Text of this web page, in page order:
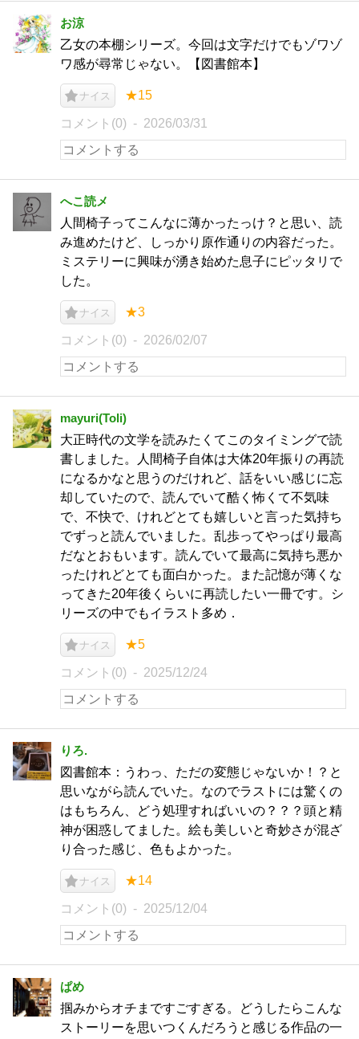
お涼
乙女の本棚シリーズ。今回は文字だけでもゾワゾ
ワ感が尋常じゃない。【図書館本】
ナイス ★15
コメント(0) 2026/03/31
へこ読メ
人間椅子ってこんなに薄かったっけ？と思い、読
み進めたけど、しっかり原作通りの内容だった。
ミステリーに興味が湧き始めた息子にピッタリで
した。
ナイス ★3
コメント(0) 2026/02/07
mayuri(Toli)
大正時代の文学を読みたくてこのタイミングで読
書しました。人間椅子自体は大体20年振りの再読
になるかなと思うのだけれど、話をいい感じに忘
却していたので、読んでいて酷く怖くて不気味
で、不快で、けれどとても嬉しいと言った気持ち
でずっと読んでいました。乱歩ってやっぱり最高
だなとおもいます。読んでいて最高に気持ち悪か
ったけれどとても面白かった。また記憶が薄くな
ってきた20年後くらいに再読したい一冊です。シ
リーズの中でもイラスト多め．
ナイス ★5
コメント(0) 2025/12/24
りろ.
図書館本：うわっ、ただの変態じゃないか！？と
思いながら読んでいた。なのでラストには驚くの
はもちろん、どう処理すればいいの？？？頭と精
神が困惑してました。絵も美しいと奇妙さが混ざ
り合った感じ、色もよかった。
ナイス ★14
コメント(0) 2025/12/04
ぱめ
掴みからオチまですごすぎる。どうしたらこんな
ストーリーを思いつくんだろうと感じる作品の一